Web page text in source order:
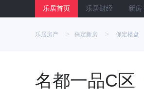
乐居首页 乐居财经 新房
乐居房产 > 保定新房 > 保定楼盘
名都一品C区